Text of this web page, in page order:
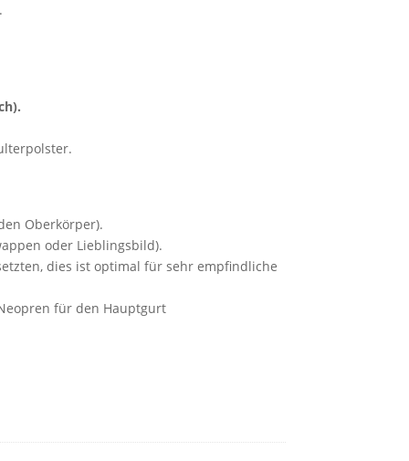
Oberkörper).
oder Lieblingsbild).
dies ist optimal für sehr empfindliche
für den Hauptgurt